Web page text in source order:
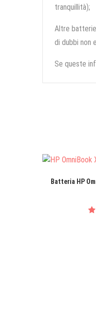
tranquillità);
Altre
di dubbi non
Se queste
Batteria HP